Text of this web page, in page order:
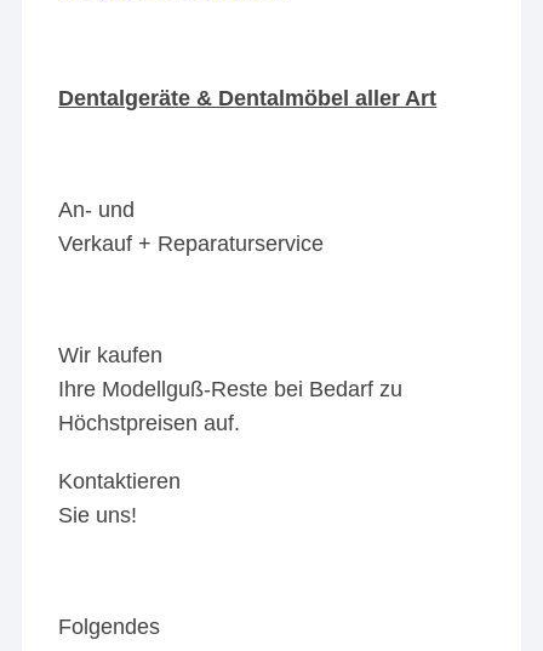
Dentalgeräte & Dentalmöbel aller Art
An- und
Verkauf + Reparaturservice
Wir kaufen
Ihre Modellguß-Reste bei Bedarf zu
Höchstpreisen auf.
Kontaktieren
Sie uns!
Folgendes